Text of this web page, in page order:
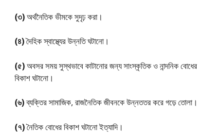
(৩)অর্থনৈতিক ভীমকে সুদৃঢ় করা।
(৪)দৈহিক স্বাস্থ্যের উন্নতি ঘটানো।
(৫)অবসর সময় সুস্থভাবে কাটানোর জন্য সাংস্কৃতিক ও নান্দনিক বোধের
বিকাশ ঘটানো।
(৬)ব্যক্তির সামাজিক, রাজনৈতিক জীবনকে উন্নততর করে গড়ে তোলা।
(৭)নৈতিক বােধের বিকাশ ঘটানো ইত্যাদি।